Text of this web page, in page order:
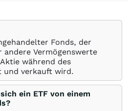
Fonds, der
Vermögenswerte
während des
und verkauft wird.
ein ETF von einem